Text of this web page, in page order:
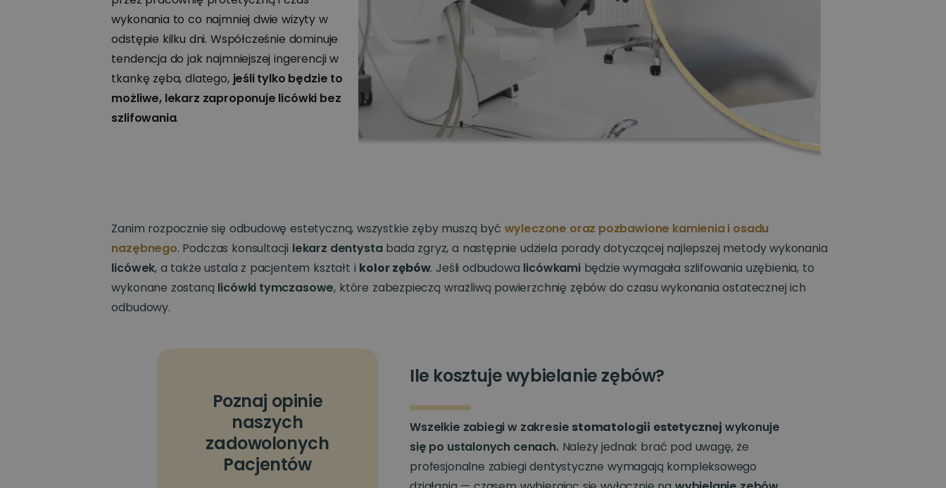
wykonania to co najmniej dwie wizyty w
odstępie kilku dni. Współcześnie dominuje
tendencja do jak najmniejszej ingerencji w
tkankę zęba, dlatego, jeśli tylko będzie to
możliwe, lekarz zaproponuje licówki bez
szlifowania.
Zanim rozpocznie się odbudowę estetyczną, wszystkie zęby muszą być wyleczone oraz pozbawione kamienia i osadu
nazębnego. Podczas konsultacji lekarz dentystabada zgryz, a następnie udziela porady dotyczącej najlepszej metody wykonania
licówek, a także ustala z pacjentem kształt i kolor zębów. Jeśli odbudowa licówkamibędzie wymagała szlifowania uzębienia, to
wykonane zostaną licówki tymczasowe, które zabezpieczą wrażliwą powierzchnię zębów do czasu wykonania ostatecznej ich
odbudowy.
Poznaj opinie
naszych
zadowolonych
Pacjentów
Ile kosztuje wybielanie zębów?
Wszelkie zabiegi w zakresie stomatologii estetycznej wykonuje
się po ustalonych cenach.Należy jednak brać pod uwagę, że
profesjonalne zabiegi dentystyczne wymagają kompleksowego